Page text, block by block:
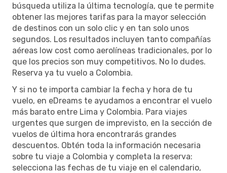
búsqueda utiliza la última tecnología, que te permite
obtener las mejores tarifas para la mayor selección
de destinos con un solo clic y en tan solo unos
segundos. Los resultados incluyen tanto compañías
aéreas low cost como aerolíneas tradicionales, por lo
que los precios son muy competitivos. No lo dudes.
Reserva ya tu vuelo a Colombia.
Y si no te importa cambiar la fecha y hora de tu
vuelo, en eDreams te ayudamos a encontrar el vuelo
más barato entre Lima y Colombia. Para viajes
urgentes que surgen de imprevisto, en la sección de
vuelos de última hora encontrarás grandes
descuentos. Obtén toda la información necesaria
sobre tu viaje a Colombia y completa la reserva:
selecciona las fechas de tu viaje en el calendario,